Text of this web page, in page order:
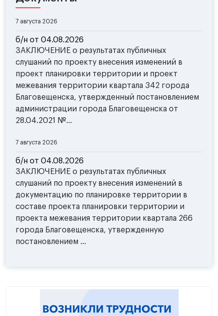
7 августа 2026
б/н от 04.08.2026
ЗАКЛЮЧЕНИЕ о результатах публичных
слушаний по проекту внесения изменений в
проект планировки территории и проект
межевания территории квартала 342 города
Благовещенска, утвержденный постановлением
администрации города Благовещенска от
28.04.2021 №...
7 августа 2026
б/н от 04.08.2026
ЗАКЛЮЧЕНИЕ о результатах публичных
слушаний по проекту внесения изменений в
документацию по планировке территории в
составе проекта планировки территории и
проекта межевания территории квартала 266
города Благовещенска, утвержденную
постановлением ...